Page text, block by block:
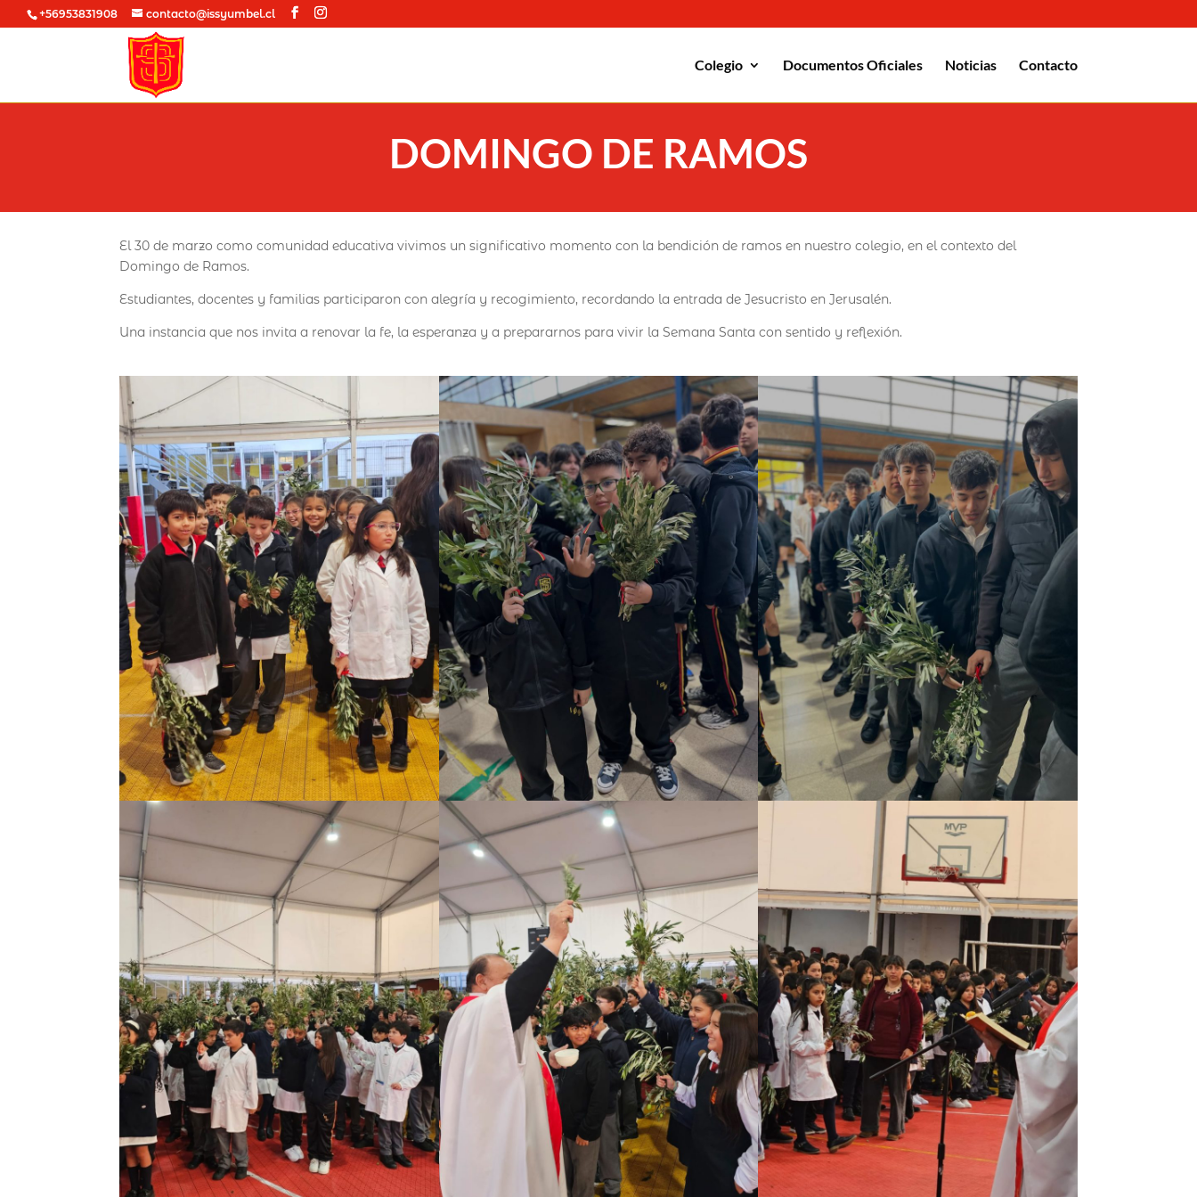
+56953831908 contacto@issyumbel.cl
Colegio Documentos Oficiales Noticias Contacto
DOMINGO DE RAMOS
El 30 de marzo como comunidad educativa vivimos un significativo momento con la bendición de ramos en nuestro colegio, en el contexto del
Domingo de Ramos.
Estudiantes, docentes y familias participaron con alegría y recogimiento, recordando la entrada de Jesucristo en Jerusalén.
Una instancia que nos invita a renovar la fe, la esperanza y a prepararnos para vivir la Semana Santa con sentido y reflexión.